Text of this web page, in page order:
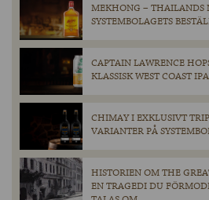
MEKHONG – THAILANDS
SYSTEMBOLAGETS
CAPTAIN LAWRENCE
KLASSISK WEST COAST IPA
CHIMAY I EXKLUSIVT
VARIANTER PÅ
HISTORIEN OM THE
EN TRAGEDI DU